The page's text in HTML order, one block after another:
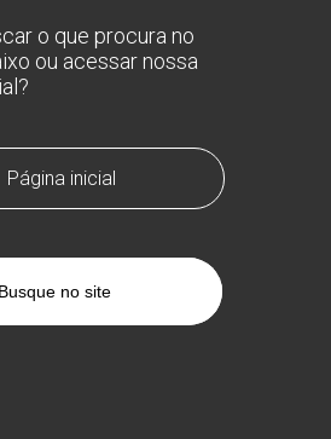
o que procura no
ou acessar nossa
Página inicial